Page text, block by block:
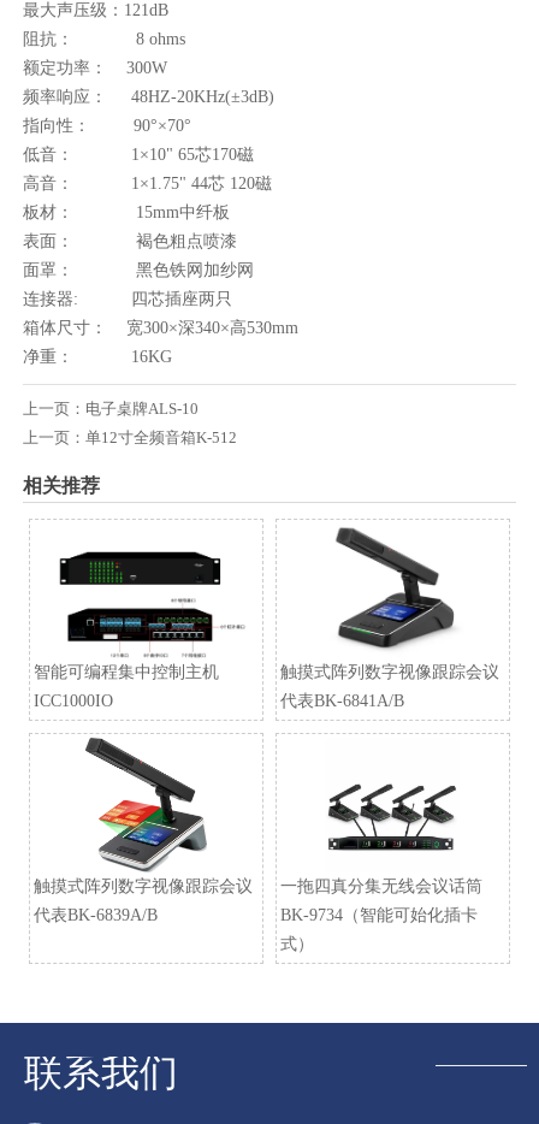
最大声压级：121dB
阻抗： 8 ohms
额定功率： 300W
频率响应： 48HZ-20KHz(±3dB)
指向性： 90°×70°
低音： 1×10" 65芯170磁
高音： 1×1.75" 44芯 120磁
板材： 15mm中纤板
表面： 褐色粗点喷漆
面罩： 黑色铁网加纱网
连接器: 四芯插座两只
箱体尺寸： 宽300×深340×高530mm
净重： 16KG
上一页： 电子桌牌ALS-10
上一页： 单12寸全频音箱K-512
相关推荐
智能可编程集中控制主机
ICC1000IO
触摸式阵列数字视像跟踪会议
代表BK-6841A/B
触摸式阵列数字视像跟踪会议
代表BK-6839A/B
一拖四真分集无线会议话筒
BK-9734（智能可始化插卡
式）
联系我们